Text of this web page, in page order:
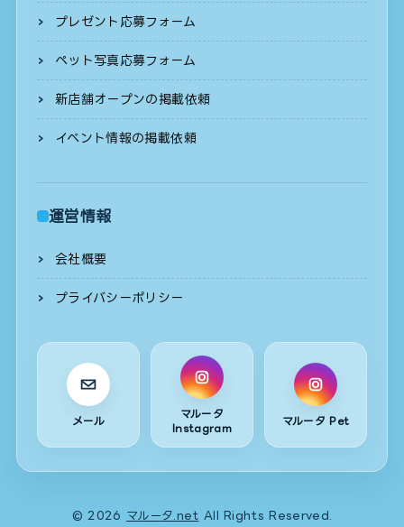
プレゼント応募フォーム
ペット写真応募フォーム
新店舗オープンの掲載依頼
イベント情報の掲載依頼
運営情報
会社概要
プライバシーポリシー
メール
マルータ
Instagram
マルータ Pet
© 2026 マルータ.net All Rights Reserved.